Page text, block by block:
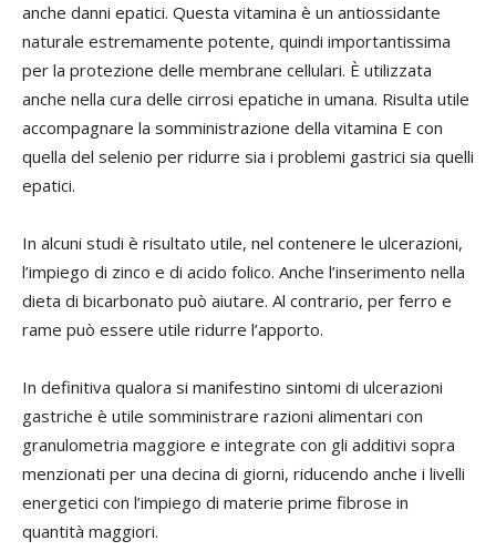
anche danni epatici. Questa vitamina è un antiossidante
naturale estremamente potente, quindi importantissima
per la protezione delle membrane cellulari. È utilizzata
anche nella cura delle cirrosi epatiche in umana. Risulta utile
accompagnare la somministrazione della vitamina E con
quella del selenio per ridurre sia i problemi gastrici sia quelli
epatici.
In alcuni studi è risultato utile, nel contenere le ulcerazioni,
l’impiego di zinco e di acido folico. Anche l’inserimento nella
dieta di bicarbonato può aiutare. Al contrario, per ferro e
rame può essere utile ridurre l’apporto.
In definitiva qualora si manifestino sintomi di ulcerazioni
gastriche è utile somministrare razioni alimentari con
granulometria maggiore e integrate con gli additivi sopra
menzionati per una decina di giorni, riducendo anche i livelli
energetici con l’impiego di materie prime fibrose in
quantità maggiori.